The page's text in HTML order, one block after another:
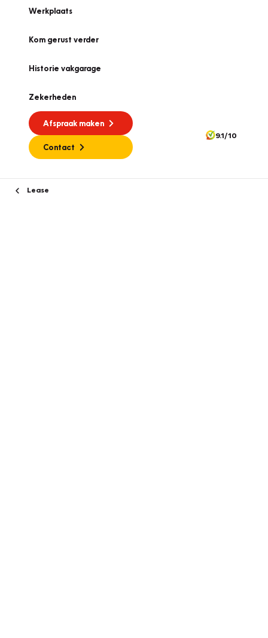
Werkplaats
Kom gerust verder
Historie vakgarage
Zekerheden
Afspraak maken
Contact
9.1/10
Lease